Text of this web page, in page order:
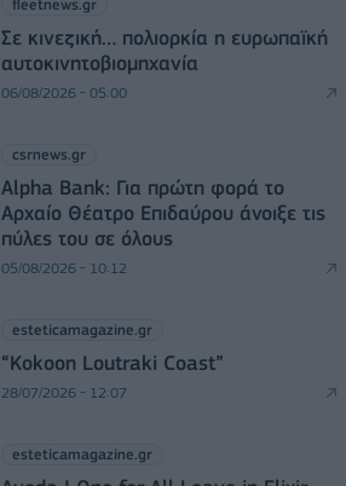
fleetnews.gr
Σε κινεζική… πολιορκία η ευρωπαϊκή
αυτοκινητοβιομηχανία
06/08/2026 - 05:00
csrnews.gr
Alpha Bank: Για πρώτη φορά το
Αρχαίο Θέατρο Επιδαύρου άνοιξε τις
πύλες του σε όλους
05/08/2026 - 10:12
esteticamagazine.gr
“Kokoon Loutraki Coast”
28/07/2026 - 12:07
esteticamagazine.gr